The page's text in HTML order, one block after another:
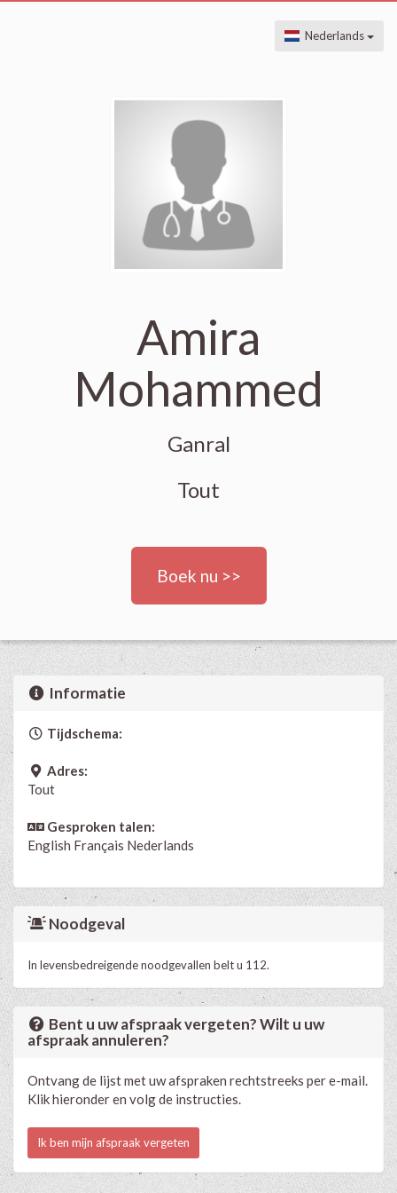
Nederlands
Amira
Mohammed
Ganral
Tout
Boek nu >>
Informatie
Tijdschema:
Adres:
Tout
Gesproken talen:
English Français Nederlands
Noodgeval
In levensbedreigende noodgevallen belt u 112.
Bent u uw afspraak vergeten? Wilt u uw
afspraak annuleren?
Ontvang de lijst met uw afspraken rechtstreeks per e-mail.
Klik hieronder en volg de instructies.
Ik ben mijn afspraak vergeten